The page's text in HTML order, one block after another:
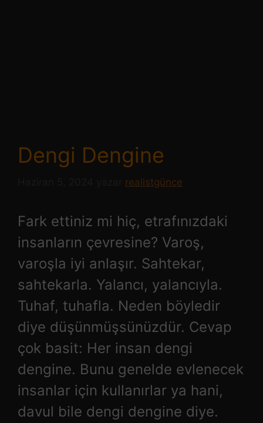
Dengi Dengine
realistgünce
Fark ettiniz mi hiç, etrafınızdaki
insanların çevresine? Varoş,
varoşla iyi anlaşır. Sahtekar,
sahtekarla. Yalancı, yalancıyla.
Tuhaf, tuhafla. Neden böyledir
diye düşünmüşsünüzdür. Cevap
çok basit: Her insan dengi
dengine. Bunu genelde evlenecek
insanlar için kullanırlar ya hani,
davul bile dengi dengine diye.